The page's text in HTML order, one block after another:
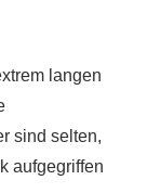
langen
sind selten,
aufgegriffen